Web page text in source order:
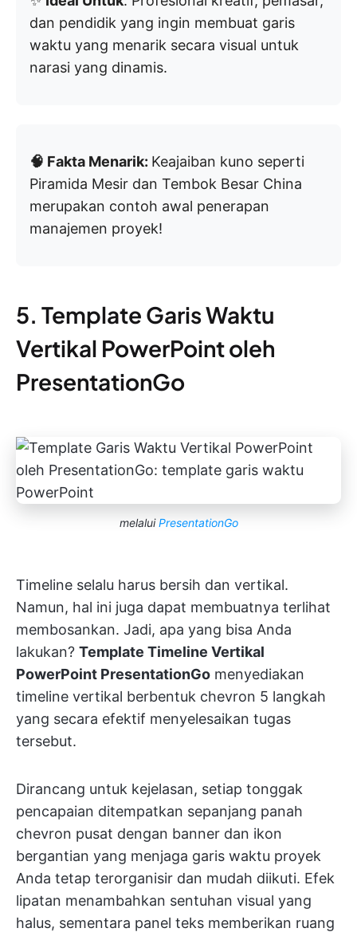
dan pendidik yang ingin membuat garis
waktu yang menarik secara visual untuk
narasi yang dinamis.
🧠 Fakta Menarik: Keajaiban kuno seperti
Piramida Mesir dan Tembok Besar China
merupakan contoh awal penerapan
manajemen proyek!
5. Template Garis Waktu
Vertikal PowerPoint oleh
PresentationGo
melaluiPresentationGo
Timeline selalu harus bersih dan vertikal.
Namun, hal ini juga dapat membuatnya terlihat
membosankan. Jadi, apa yang bisa Anda
lakukan? Template Timeline Vertikal
PowerPoint PresentationGo menyediakan
timeline vertikal berbentuk chevron 5 langkah
yang secara efektif menyelesaikan tugas
tersebut.
Dirancang untuk kejelasan, setiap tonggak
pencapaian ditempatkan sepanjang panah
chevron pusat dengan banner dan ikon
bergantian yang menjaga garis waktu proyek
Anda tetap terorganisir dan mudah diikuti. Efek
lipatan menambahkan sentuhan visual yang
halus, sementara panel teks memberikan ruang